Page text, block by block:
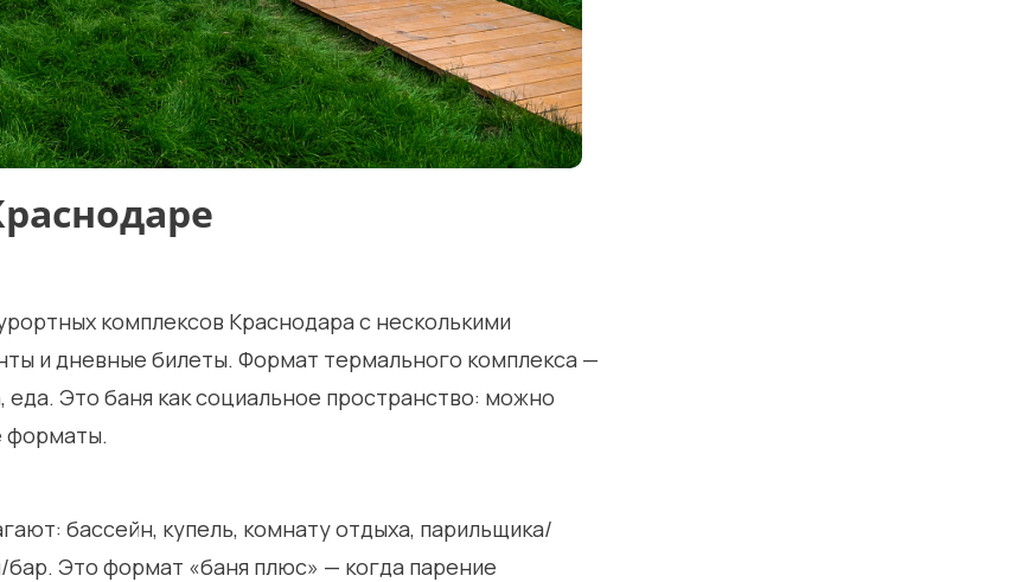
комплексов Краснодара с несколькими
и дневные билеты. Формат термального комплекса —
еда. Это баня как социальное пространство: можно
форматы.
бассейн, купель, комнату отдыха, парильщика/
Это формат «баня плюс» — когда парение